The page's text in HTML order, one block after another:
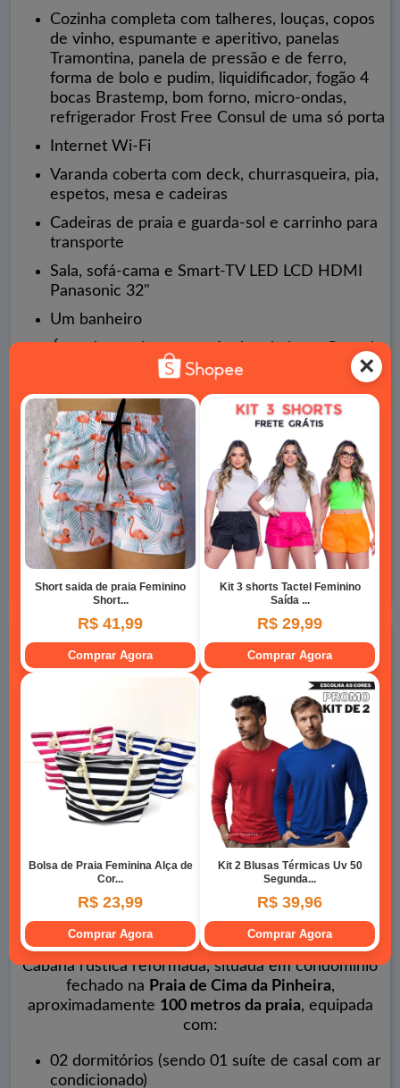
Cozinha completa com talheres, louças, copos
de vinho, espumante e aperitivo, panelas
Tramontina, panela de pressão e de ferro,
forma de bolo e pudim, liquidificador, fogão 4
bocas Brastemp, bom forno, micro-ondas,
refrigerador Frost Free Consul de uma só porta
Internet Wi-Fi
Varanda coberta com deck, churrasqueira, pia,
espetos, mesa e cadeiras
Cadeiras de praia e guarda-sol e carrinho para
transporte
Sala, sofá-cama e Smart-TV LED LCD HDMI
Panasonic 32"
Um banheiro
Área de serviço com máquina de lavar Consul
Predominantemente área verde ao redor, pátio
arborizado com sombra, agradável com total
privacidade
Fone/Whats: (48) 99807 0357
E-mail:janetecarminattis@gmail.com
Cabana do Sérgio
Cabana rústica reformada, situada em condomínio
fechado na Praia de Cima da Pinheira,
aproximadamente 100 metros da praia, equipada
com:
02 dormitórios (sendo 01 suíte de casal com ar
condicionado)